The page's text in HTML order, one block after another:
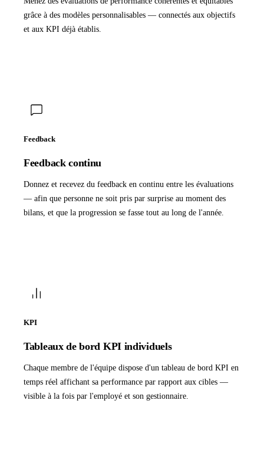
grâce à des modèles personnalisables — connectés aux objectifs
et aux KPI déjà établis.
Feedback
Feedback continu
Donnez et recevez du feedback en continu entre les évaluations
— afin que personne ne soit pris par surprise au moment des
bilans, et que la progression se fasse tout au long de l'année.
KPI
Tableaux de bord KPI individuels
Chaque membre de l'équipe dispose d'un tableau de bord KPI en
temps réel affichant sa performance par rapport aux cibles —
visible à la fois par l'employé et son gestionnaire.